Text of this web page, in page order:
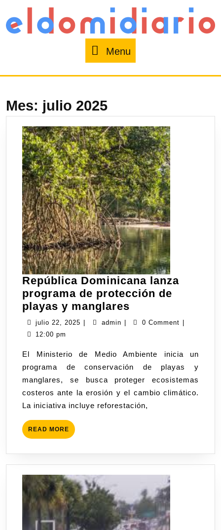
Menu
Mes: julio 2025
República Dominicana lanza
programa de protección de
playas y manglares
julio 22, 2025 admin 0 Comment
12:00 pm
El Ministerio de Medio Ambiente inicia un
programa de conservación de playas y
manglares, se busca proteger ecosistemas
costeros ante la erosión y el cambio climático.
La iniciativa incluye reforestación,
READ MORE